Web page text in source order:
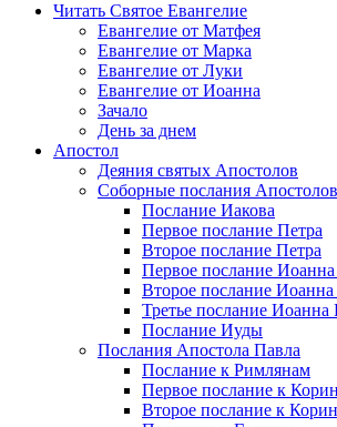
Читать Святое Евангелие
Евангелие от Матфея
Евангелие от Марка
Евангелие от Луки
Евангелие от Иоанна
Зачало
День за днем
Апостол
Деяния святых Апостолов
Соборные послания Апостолов
Послание Иакова
Первое послание Петра
Второе послание Петра
Первое послание Иоанна
Второе послание Иоанна
Третье послание Иоанна
Послание Иуды
Послания Апостола Павла
Послание к Римлянам
Первое послание к
Второе послание к